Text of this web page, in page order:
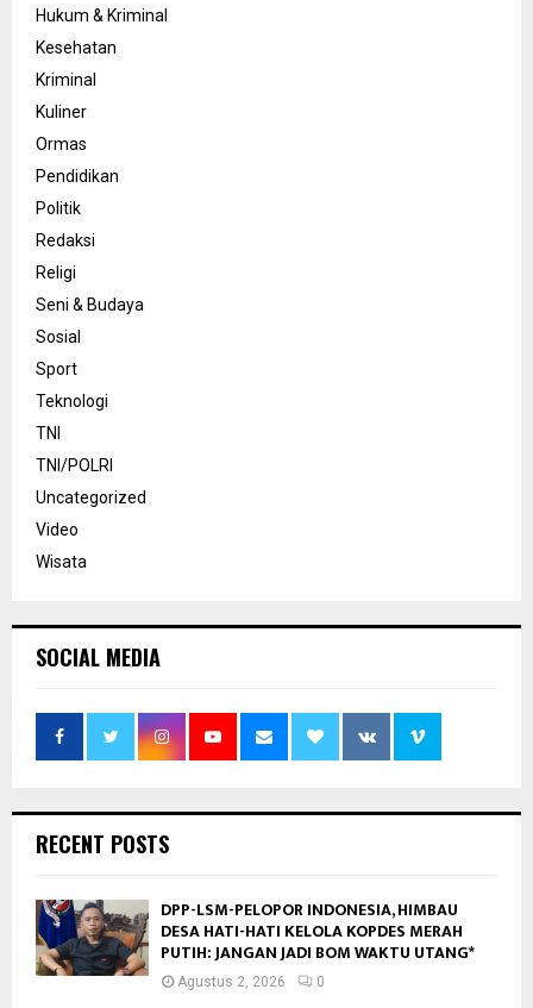
Hukum & Kriminal
Kesehatan
Kriminal
Kuliner
Ormas
Pendidikan
Politik
Redaksi
Religi
Seni & Budaya
Sosial
Sport
Teknologi
TNI
TNI/POLRI
Uncategorized
Video
Wisata
SOCIAL MEDIA
RECENT POSTS
DPP-LSM-PELOPOR INDONESIA, HIMBAU
DESA HATI-HATI KELOLA KOPDES MERAH
PUTIH: JANGAN JADI BOM WAKTU UTANG*
Agustus 2, 2026 0